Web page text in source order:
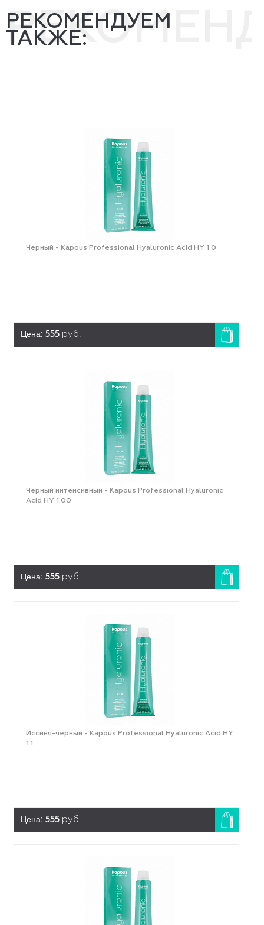
РЕКОМЕНДУЕМ
ТАКЖЕ:
Черный - Kapous Professional Hyaluronic Acid HY 1.0
Цена: 555 руб.
Черный интенсивный - Kapous Professional Hyaluronic
Acid HY 1.00
Цена: 555 руб.
Иссиня-черный - Kapous Professional Hyaluronic Acid HY
1.1
Цена: 555 руб.